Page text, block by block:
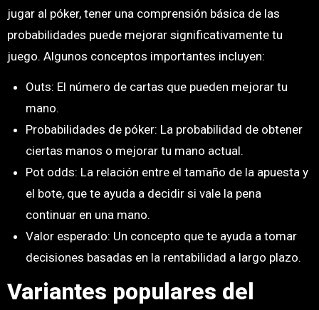
jugar al póker, tener una comprensión básica de las
probabilidades puede mejorar significativamente tu
juego. Algunos conceptos importantes incluyen:
Outs: El número de cartas que pueden mejorar tu
mano.
Probabilidades de póker: La probabilidad de obtener
ciertas manos o mejorar tu mano actual.
Pot odds: La relación entre el tamaño de la apuesta y
el bote, que te ayuda a decidir si vale la pena
continuar en una mano.
Valor esperado: Un concepto que te ayuda a tomar
decisiones basadas en la rentabilidad a largo plazo.
Variantes populares del